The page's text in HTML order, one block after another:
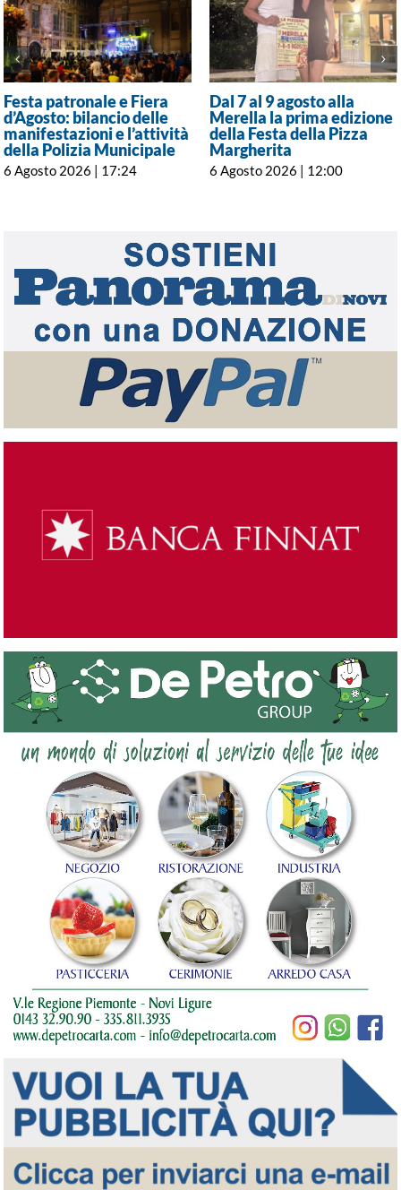
Festa patronale e Fiera
d’Agosto: bilancio delle
manifestazioni e l’attività
della Polizia Municipale
6 Agosto 2026 | 17:24
Dal 7 al 9 agosto alla
Merella la prima edizione
della Festa della Pizza
Margherita
6 Agosto 2026 | 12:00